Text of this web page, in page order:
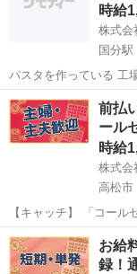
時給
株式会
国分駅
パスタを作っている 工場での事務のお仕事をお願いします☆ ◎こんな
方におススメ ■事務の経験を活かしたい方 ■日勤固定で働きたい方 ■
土日休みの欲しい方 ◆◆◆◆◆◆◆◆◆◆◆◆◆◆◆ ★仕事内容★
◆◆...
香川 国分駅 一
前払
ール
時給
株式会
高松市
【キャッチ】 「コー
OK！週3日～OK！車・自転車通勤OK 【コ
は経験や資格一切不問のお仕事も多数
のスキマワーク ...
香川 高松市 電
お給
録！